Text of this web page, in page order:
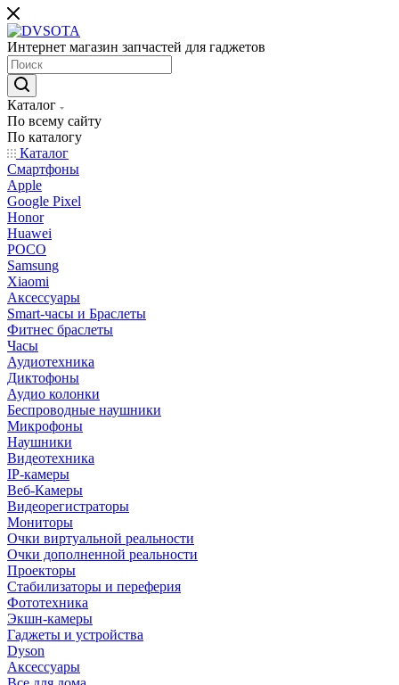
Интернет магазин запчастей для гаджетов
Каталог
По всему сайту
По каталогу
Каталог
Смартфоны
Apple
Google Pixel
Honor
Huawei
POCO
Samsung
Xiaomi
Аксессуары
Smart-часы и Браслеты
Фитнес браслеты
Часы
Аудиотехника
Диктофоны
Аудио колонки
Беспроводные наушники
Микрофоны
Наушники
Видеотехника
IP-камеры
Веб-Камеры
Видеорегистраторы
Мониторы
Очки виртуальной реальности
Очки дополненной реальности
Проекторы
Стабилизаторы и переферия
Фототехника
Экшн-камеры
Гаджеты и устройства
Dyson
Аксессуары